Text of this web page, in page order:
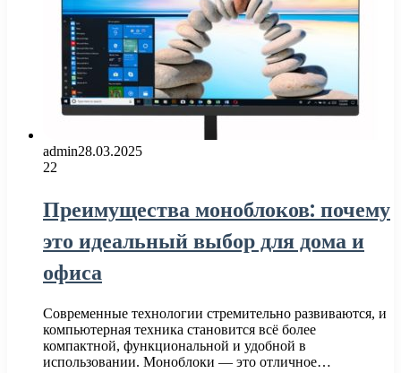
admin28.03.2025
22
Преимущества моноблоков: почему
это идеальный выбор для дома и
офиса
Современные технологии стремительно развиваются, и
компьютерная техника становится всё более
компактной, функциональной и удобной в
использовании. Моноблоки — это отличное…